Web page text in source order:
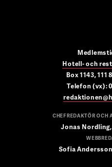
Hotell- och
Box 1143, 111
Telefon (vx):
CHEFREDAKTÖR OCH
Jonas
Sofia